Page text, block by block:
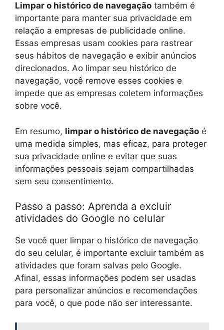
Limpar o histórico de navegação também é
importante para manter sua privacidade em
relação a empresas de publicidade online.
Essas empresas usam cookies para rastrear
seus hábitos de navegação e exibir anúncios
direcionados. Ao limpar seu histórico de
navegação, você remove esses cookies e
impede que as empresas coletem informações
sobre você.
Em resumo, limpar o histórico de navegação é
uma medida simples, mas eficaz, para proteger
sua privacidade online e evitar que suas
informações pessoais sejam compartilhadas
sem seu consentimento.
Passo a passo: Aprenda a excluir
atividades do Google no celular
Se você quer limpar o histórico de navegação
do seu celular, é importante excluir também as
atividades que foram salvas pelo Google.
Afinal, essas informações podem ser usadas
para personalizar anúncios e recomendações
para você, o que pode não ser interessante.